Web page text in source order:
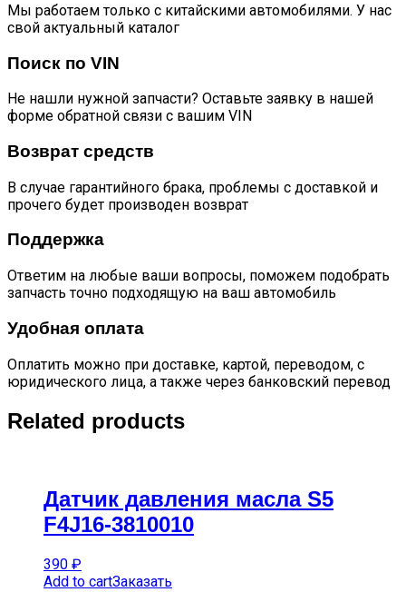
Мы работаем только с китайскими автомобилями. У нас
свой актуальный каталог
Поиск по VIN
Не нашли нужной запчасти? Оставьте заявку в нашей
форме обратной связи с вашим VIN
Возврат средств
В случае гарантийного брака, проблемы с доставкой и
прочего будет производен возврат
Поддержка
Ответим на любые ваши вопросы, поможем подобрать
запчасть точно подходящую на ваш автомобиль
Удобная оплата
Оплатить можно при доставке, картой, переводом, с
юридического лица, а также через банковский перевод
Related products
Датчик давления масла S5
F4J16-3810010
390 ₽
Add to cartЗаказать